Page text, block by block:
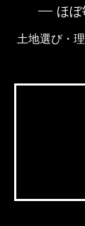
ほぼ
土地選び・